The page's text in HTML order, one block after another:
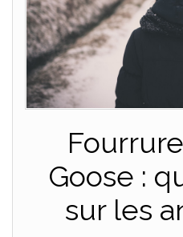
Goose :
sur les